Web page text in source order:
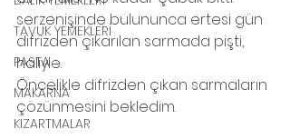
TAVUK YEMEKLERİ
PASTA
MAKARNA
KIZARTMALAR
serzenişinde bulununca ertesi gün
difrizden çıkarılan sarmada pişti,
haliyle.
Öncelikle difrizden çıkan sarmaların
çözünmesini bekledim.